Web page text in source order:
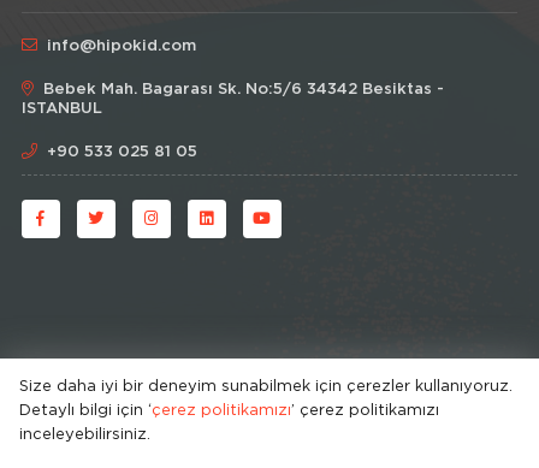
info@hipokid.com
Bebek Mah. Bagarası Sk. No:5/6 34342 Besiktas -
ISTANBUL
+90 533 025 81 05
© HipoKid 2026 . All rights reserved.
Developed by
Size daha iyi bir deneyim sunabilmek için çerezler kullanıyoruz.
Detaylı bilgi için ‘çerez politikamızı’ çerez politikamızı
inceleyebilirsiniz.